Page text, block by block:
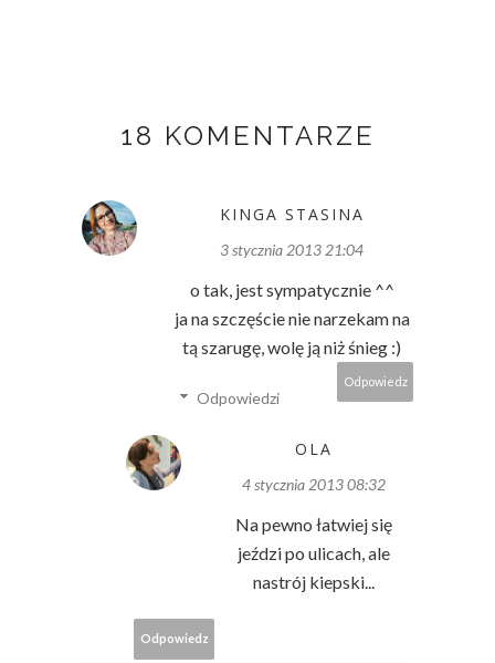
18 KOMENTARZE
KINGA STASINA
3 stycznia 2013 21:04
o tak, jest sympatycznie ^^
ja na szczęście nie narzekam na
tą szarugę, wolę ją niż śnieg :)
Odpowiedz
Odpowiedzi
OLA
4 stycznia 2013 08:32
Na pewno łatwiej się
jeździ po ulicach, ale
nastrój kiepski...
Odpowiedz